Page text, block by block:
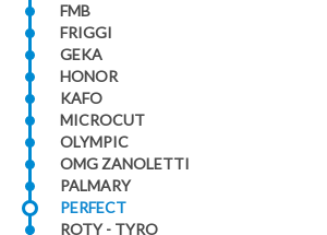
FMB
FRIGGI
GEKA
HONOR
KAFO
MICROCUT
OLYMPIC
OMG ZANOLETTI
PALMARY
PERFECT
ROTY - TYRO